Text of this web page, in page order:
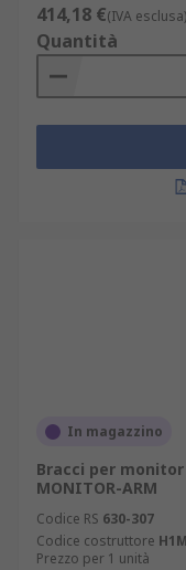
414,18 €(IVA esclusa)
Quantità
In magazzino
Bracci per monitor
MONITOR-ARM
Codice RS 630-307
Codice costruttore
Prezzo per 1 unità